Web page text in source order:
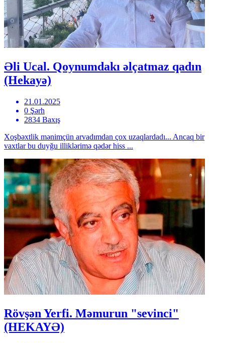
Əli Ucal. Qoynumdakı əlçatmaz qadın
(Hekayə)
21.01.2025
0 Şərh
2834 Baxış
Xoşbəxtlik mənimçün arvadımdan çox uzaqlardadı... Ancaq bir
vaxtlar bu duyğu illiklərimə qədər hiss ...
Rövşən Yerfi. Məmurun "sevinci"
(HEKAYƏ)